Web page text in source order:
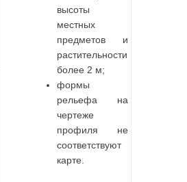
высоты
местных
предметов и
растительности
более 2 м;
формы
рельефа на
чертеже
профиля не
соответствуют
карте.